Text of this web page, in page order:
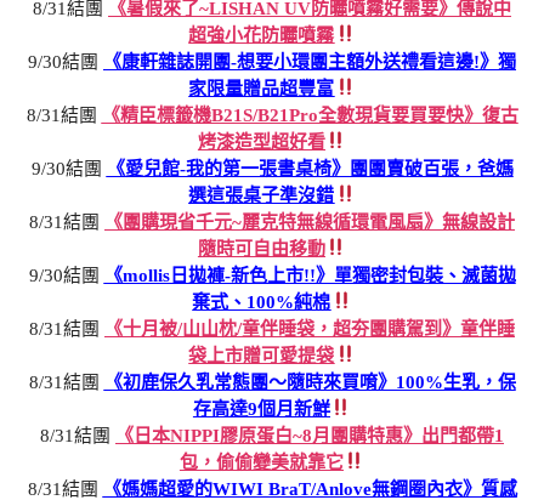
8/31結團
《暑假來了~LISHAN UV防曬噴霧好需要》傳說中
超強小花防曬噴霧
9/30結團
《康軒雜誌開團-想要小環團主額外送禮看這邊!》獨
家限量贈品超豐富
8/31結團
《精臣標籤機B21S/B21Pro全數現貨要買要快》復古
烤漆造型超好看
9/30結團
《愛兒館-我的第一張書桌椅》團團賣破百張，爸媽
選這張桌子準沒錯
8/31結團
《團購現省千元~麗克特無線循環電風扇》無線設計
隨時可自由移動
9/30結團
《mollis日拋褲-新色上市!!》單獨密封包裝、滅菌拋
棄式、100%純棉
8/31結團
《十月被/山山枕/童伴睡袋，超夯團購駕到》童伴睡
袋上市贈可愛提袋
8/31結團
《初鹿保久乳常態團～隨時來買唷》100%生乳，保
存高達9個月新鮮
8/31結團
《日本NIPPI膠原蛋白~8月團購特惠》出門都帶1
包，偷偷變美就靠它
8/31結團
《媽媽超愛的WIWI BraT/Anlove無鋼圈內衣》質感